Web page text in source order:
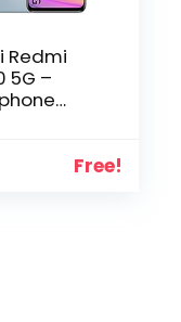
Redmi
5G –
Free!